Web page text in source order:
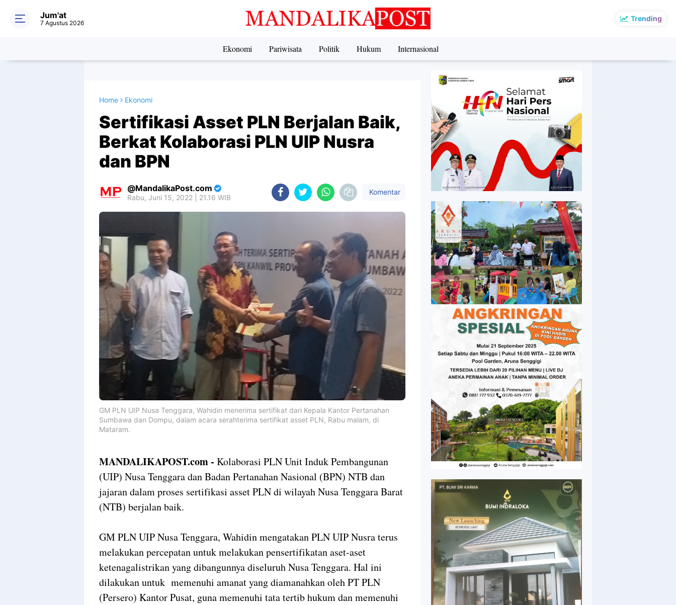
Trending
Jum'at
7 Agustus 2026
Ekonomi Pariwisata Politik Hukum Internasional
Home Ekonomi
Sertifikasi Asset PLN Berjalan Baik,
Berkat Kolaborasi PLN UIP Nusra
dan BPN
MandalikaPost.com
Rabu, Juni 15, 2022 | 21.16 WIB
Komentar
GM PLN UIP Nusa Tenggara, Wahidin menerima sertifikat dari Kepala Kantor Pertanahan
Sumbawa dan Dompu, dalam acara serahterima sertifikat asset PLN, Rabu malam, di
Mataram.
MANDALIKAPOST.com - Kolaborasi PLN Unit Induk Pembangunan
(UIP) Nusa Tenggara dan Badan Pertanahan Nasional (BPN) NTB dan
jajaran dalam proses sertifikasi asset PLN di wilayah Nusa Tenggara Barat
(NTB) berjalan baik.
GM PLN UIP Nusa Tenggara, Wahidin mengatakan PLN UIP Nusra terus
melakukan percepatan untuk melakukan pensertifikatan aset-aset
ketenagalistrikan yang dibangunnya diseluruh Nusa Tenggara. Hal ini
dilakukan untuk memenuhi amanat yang diamanahkan oleh PT PLN
(Persero) Kantor Pusat, guna memenuhi tata tertib hukum dan memenuhi